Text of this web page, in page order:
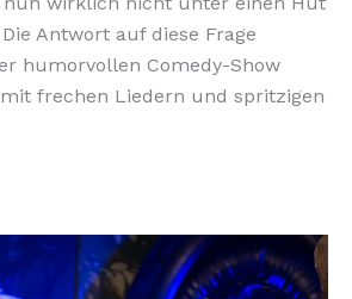
Antwort auf diese Frage
humorvollen Comedy-Show
mit frechen Liedern und spritzigen